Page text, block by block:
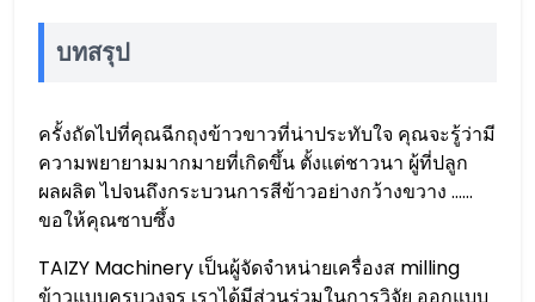
บทสรุป
ครั้งถัดไปที่คุณฉีกถุงข้าวขาวที่น่าประทับใจ คุณจะรู้ว่ามี
ความพยายามมากมายที่เกิดขึ้น ตั้งแต่ชาวนา ผู้ที่ปลูก
ผลผลิต ไปจนถึงกระบวนการสีข้าวอย่างกว้างขวาง ……
ขอให้คุณซาบซึ้ง
TAIZY Machinery เป็นผู้จัดจำหน่ายเครื่องส milling